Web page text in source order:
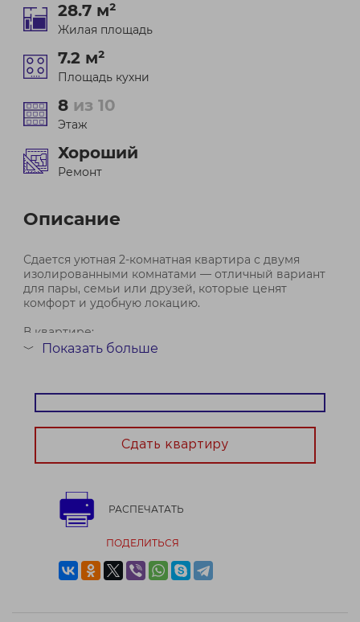
28.7 м²
Жилая площадь
7.2 м²
Площадь кухни
8 из 10
Этаж
Хороший
Ремонт
Описание
Сдается уютная 2-комнатная квартира с двумя
изолированными комнатами — отличный вариант
для пары, семьи или друзей, которые ценят
комфорт и удобную локацию.
В квартире:
• две отдельные комнаты
• бытовая техника для комфортного проживания
Договор № 371/2а от 07.05.2026
﹀ Показать больше
Сдать квартиру
РАСПЕЧАТАТЬ
ПОДЕЛИТЬСЯ